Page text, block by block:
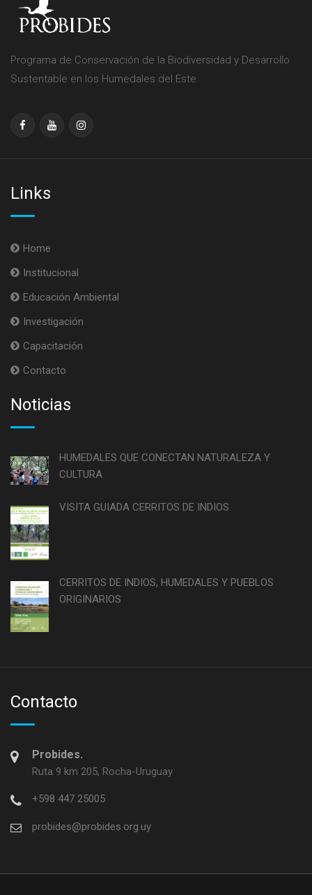
Programa de Conservación de la Biodiversidad y Desarrollo
Sustentable en los Humedales del Este.
Links
Home
Institucional
Educación Ambiental
Investigación
Capacitación
Contacto
Noticias
HUMEDALES QUE CONECTAN NATURALEZA Y
CULTURA
VISITA GUIADA CERRITOS DE INDIOS
CERRITOS DE INDIOS, HUMEDALES Y PUEBLOS
ORIGINARIOS
Contacto
Probides.
Ruta 9 km 205, Rocha-Uruguay
+598 447 25005
probides@probides.org.uy